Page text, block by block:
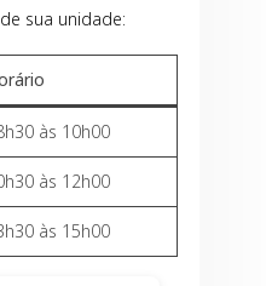
sua unidade:
às 10h00
às 12h00
às 15h00